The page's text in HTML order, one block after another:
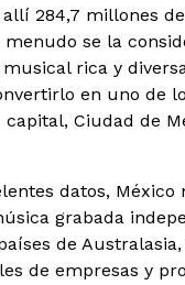
284,7 millones
menudo se la
rica y
en uno de
Ciudad de
datos,
grabada
de
de empresas y